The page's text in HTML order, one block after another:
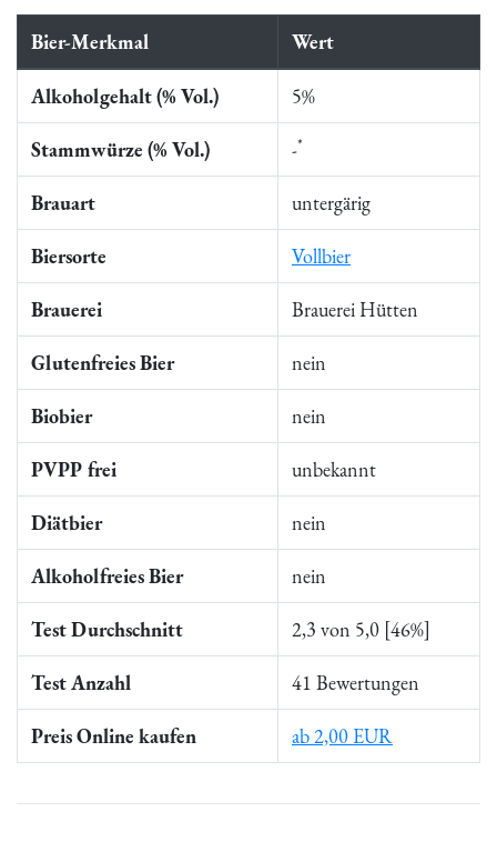
Bier-Merkmal Wert
Alkoholgehalt (% Vol.) 5%
Stammwürze (% Vol.) -*
Brauart untergärig
Biersorte Vollbier
Brauerei Brauerei Hütten
Glutenfreies Bier nein
Biobier nein
PVPP frei unbekannt
Diätbier nein
Alkoholfreies Bier nein
Test Durchschnitt 2,3 von 5,0 [46%]
Test Anzahl 41 Bewertungen
Preis Online kaufen ab 2,00 EUR